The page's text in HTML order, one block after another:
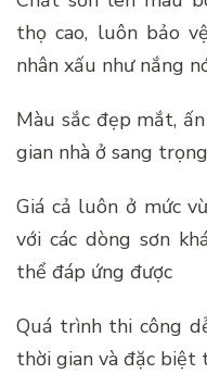
thọ cao, luôn bảo
nhân xấu như nắng
Màu sắc đẹp mắt,
gian nhà ở sang
Giá cả luôn ở mức
với các dòng sơn
thể đáp ứng được
Quá trình thi công
thời gian và đặc biệt